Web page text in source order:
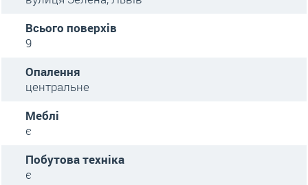
Всього поверхів
9
Опалення
центральне
Меблі
є
Побутова техніка
є